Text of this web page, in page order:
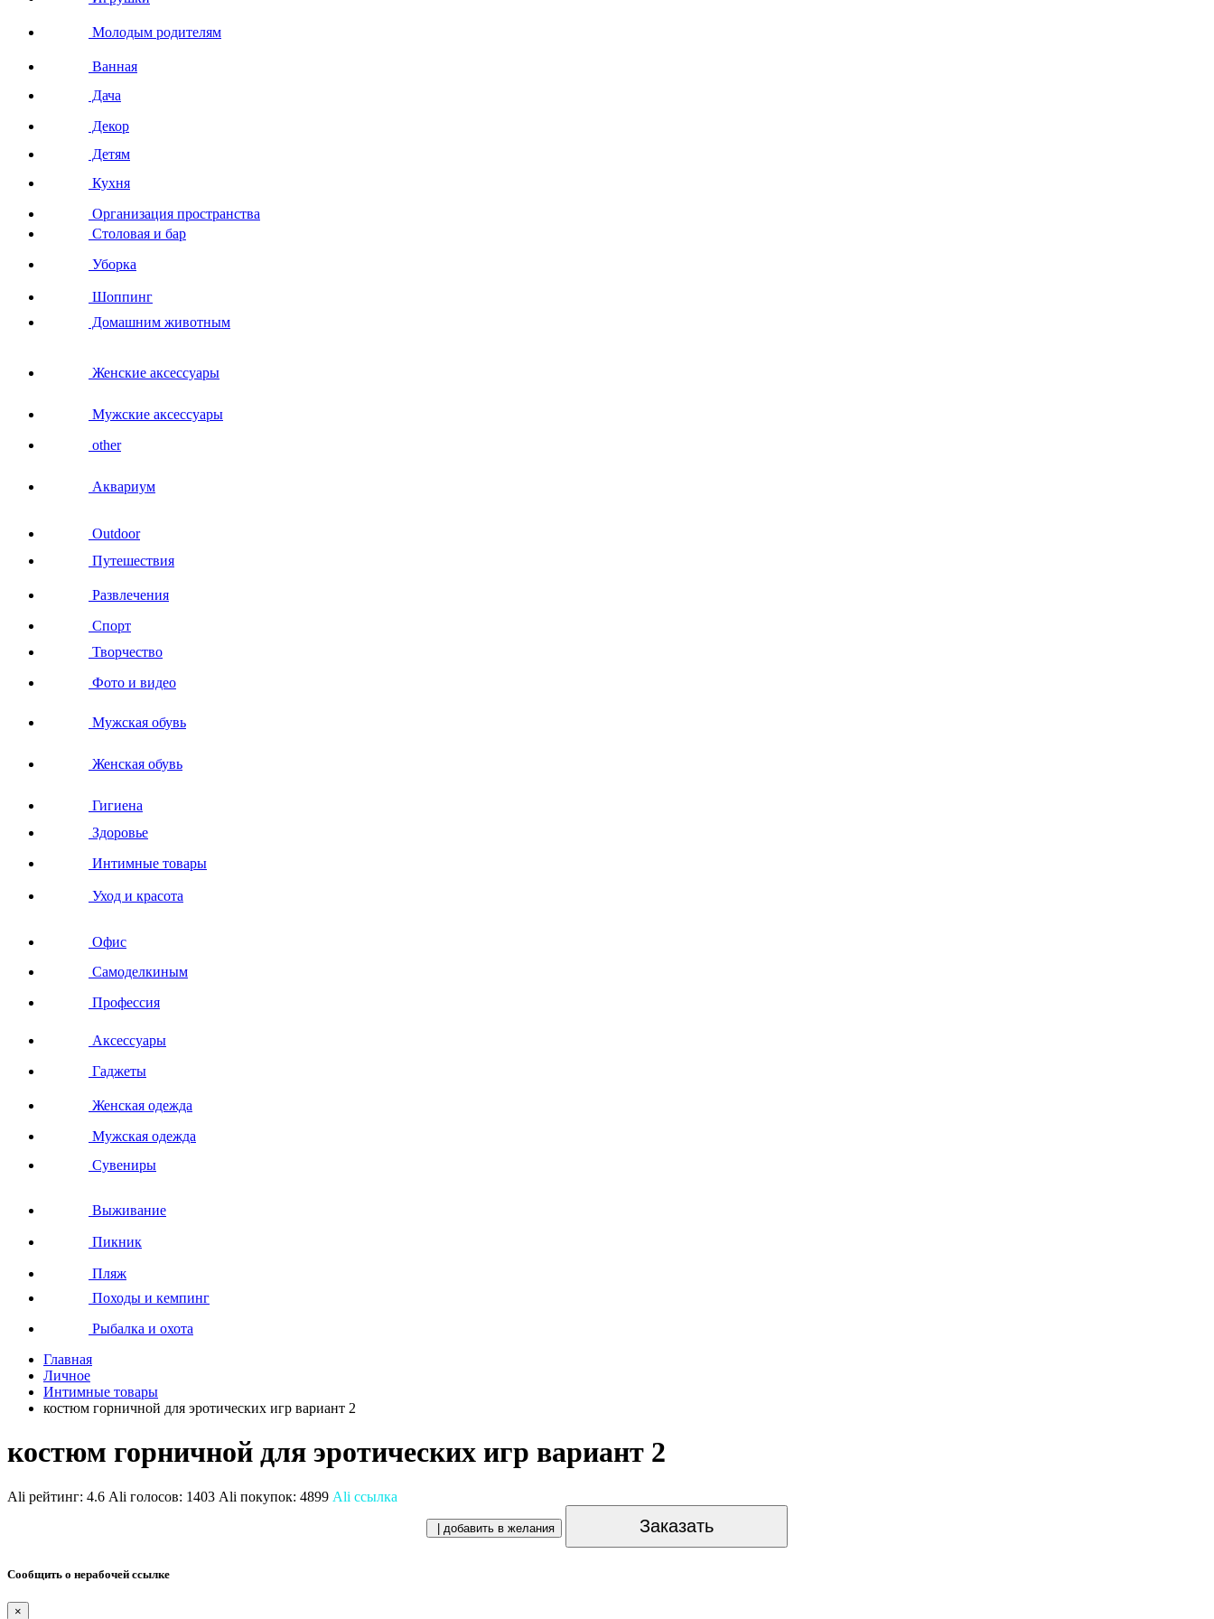
Молодым родителям
Ванная
Дача
Декор
Детям
Кухня
Организация пространства
Столовая и бар
Уборка
Шоппинг
Домашним животным
Женские аксессуары
Мужские аксессуары
other
Аквариум
Outdoor
Путешествия
Развлечения
Спорт
Творчество
Фото и видео
Мужская обувь
Женская обувь
Гигиена
Здоровье
Интимные товары
Уход и красота
Офис
Самоделкиным
Профессия
Аксессуары
Гаджеты
Женская одежда
Мужская одежда
Сувениры
Выживание
Пикник
Пляж
Походы и кемпинг
Рыбалка и охота
Главная
Личное
Интимные товары
костюм горничной для эротических игр вариант 2
костюм горничной для эротических игр вариант 2
Ali рейтинг: 4.6 Ali голосов: 1403 Ali покупок: 4899 Ali ссылка
| добавить в желания Заказать
Сообщить о нерабочей ссылке
×